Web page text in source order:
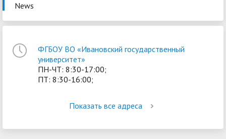
News
ФГБОУ ВО «Ивановский государственный
университет»
ПН-ЧТ: 8:30-17:00;
ПТ: 8:30-16:00;
Показать все адреса